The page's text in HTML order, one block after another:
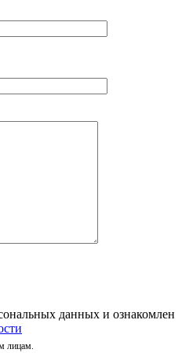
данных и ознакомлен
лицам.